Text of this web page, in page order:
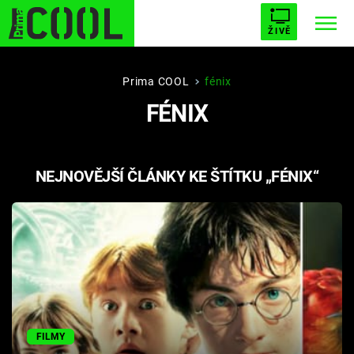
ŽIVĚ
BUFFY, PŘEMOŽITELKA UPÍRŮ
AVENGERS 5
Témata
Filmy
Seriály
Hry
Prima COOL fénix
FÉNIX
NEJNOVĚJŠÍ ČLÁNKY KE ŠTÍTKU „FÉNIX“
FILMY